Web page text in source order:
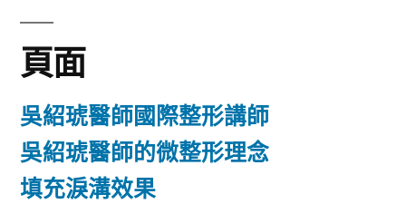
字:
頁面
吳紹琥醫師國際整形講師
吳紹琥醫師的微整形理念
填充淚溝效果